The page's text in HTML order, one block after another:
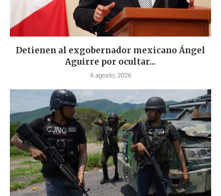
Detienen al exgobernador mexicano Ángel
Aguirre por ocultar...
6 agosto, 2026